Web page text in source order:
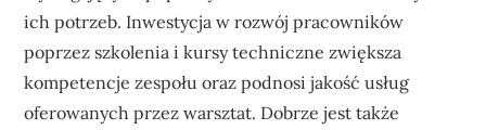
ich potrzeb. Inwestycja w rozwój pracowników
poprzez szkolenia i kursy techniczne zwiększa
kompetencje zespołu oraz podnosi jakość usług
oferowanych przez warsztat. Dobrze jest także